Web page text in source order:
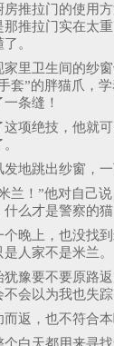
推拉门的使用
推拉门实在太
。
里卫生间的纱
套”的胖猫爪，
条缝！
项绝技，他就
地跳出纱窗，
兰！”他对自己
么才是警察的猫
晚上，也没找
人家不是米兰。
豫要不要原路
会以为我也失踪
返，也不符合本
白天都用来寻找